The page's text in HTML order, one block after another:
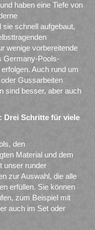
haben eine Tiefe von
schnell aufgebaut,
wenige vorbereitende
Germany-Pools-
Auch rund um
Gussarbeiten
sind besser, aber auch
Drei Schritte für viele
den
Material und dem
unser runder
zur Auswahl, die alle
erfüllen. Sie können
zum Beispiel mit
auch im Set oder